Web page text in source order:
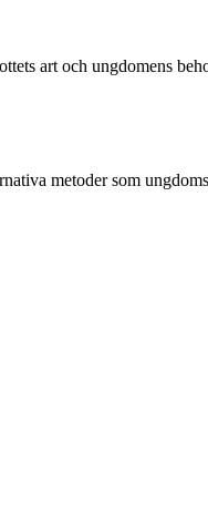
art och ungdomens
metoder som